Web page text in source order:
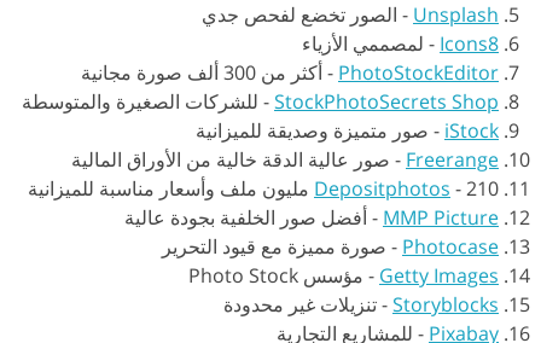
Unsplash
- الصور تخضع لفحص جدي
Icons8
- لمصممي الأزياء
PhotoStockEditor
-أكثر من 300 ألف صورة مجانية
StockPhotoSecrets Shop
- للشركات الصغيرة والمتوسطة
iStock
- صور متميزة وصديقة للميزانية
Freerange
- صور عالية الدقة خالية من الأوراق المالية
Depositphotos -210 مليون ملف وأسعار مناسبة للميزانية
MMP Picture
-أفضل صور الخلفية بجودة عالية
Photocase
- صورة مميزة مع قيود التحرير
Getty Images
- مؤسس Photo Stock
Storyblocks
-تنزيلات غير محدودة
Pixabay
- للمشاريع التجارية